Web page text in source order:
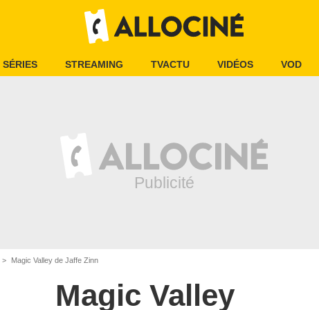
SÉRIES STREAMING TVACTU VIDÉOS VOD
Magic Valley de Jaffe Zinn
Magic Valley